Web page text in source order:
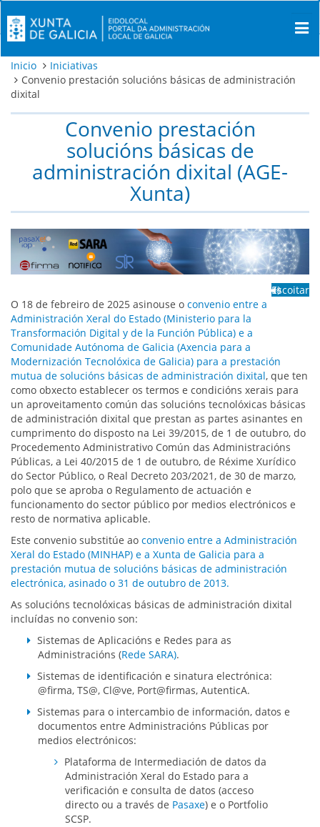
Inicio
Iniciativas
Convenio prestación solucións básicas de administración
dixital
Convenio prestación
solucións básicas de
administración dixital (AGE-
Xunta)
Escoitar
O 18 de febreiro de 2025 asinouse o convenio entre a
Administración Xeral do Estado (Ministerio para la
Transformación Digital y de la Función Pública) e a
Comunidade Autónoma de Galicia (Axencia para a
Modernización Tecnolóxica de Galicia) para a prestación
mutua de solucións básicas de administración dixital, que ten
como obxecto establecer os termos e condicións xerais para
un aproveitamento común das solucións tecnolóxicas básicas
de administración dixital que prestan as partes asinantes en
cumprimento do disposto na Lei 39/2015, de 1 de outubro, do
Procedemento Administrativo Común das Administracións
Públicas, a Lei 40/2015 de 1 de outubro, de Réxime Xurídico
do Sector Público, o Real Decreto 203/2021, de 30 de marzo,
polo que se aproba o Regulamento de actuación e
funcionamento do sector público por medios electrónicos e
resto de normativa aplicable.
Este convenio substitúe ao convenio entre a Administración
Xeral do Estado (MINHAP) e a Xunta de Galicia para a
prestación mutua de solucións básicas de administración
electrónica, asinado o 31 de outubro de 2013.
As solucións tecnolóxicas básicas de administración dixital
incluídas no convenio son:
Sistemas de Aplicacións e Redes para as
Administracións (Rede SARA).
Sistemas de identificación e sinatura electrónica:
@firma, TS@, Cl@ve, Port@firmas, AutenticA.
Sistemas para o intercambio de información, datos e
documentos entre Administracións Públicas por
medios electrónicos:
Plataforma de Intermediación de datos da
Administración Xeral do Estado para a
verificación e consulta de datos (acceso
directo ou a través de Pasaxe) e o Portfolio
SCSP.